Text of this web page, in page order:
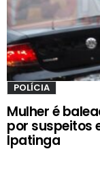
POLÍCIA
Mulher é
por suspeitos
Ipatinga